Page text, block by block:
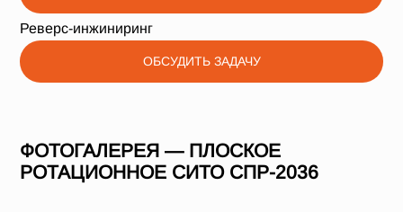
Реверс-инжиниринг
ОБСУДИТЬ ЗАДАЧУ
ФОТОГАЛЕРЕЯ — ПЛОСКОЕ
РОТАЦИОННОЕ СИТО СПР-2036